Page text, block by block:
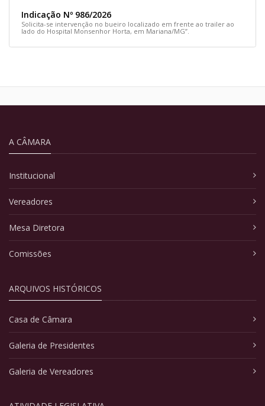
Indicação Nº 986/2026
Solicita-se intervenção no bueiro localizado em frente ao trailer ao
lado do Hospital Monsenhor Horta, em Mariana/MG”.
A CÂMARA
Institucional
Vereadores
Mesa Diretora
Comissões
ARQUIVOS HISTÓRICOS
Casa de Câmara
Galeria de Presidentes
Galeria de Vereadores